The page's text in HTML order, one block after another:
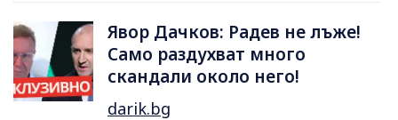
Явор Дачков: Радев не лъже!
Само раздухват много
скандали около него!
darik.bg